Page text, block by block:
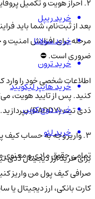
مرحله برای افزایش امنیت
ضروری است. ⛔
اطلاعات شخصی خود را وارد
کنید. پس از تایید هویت،
دَدی تیت (DADDY) بپردازید. 🛡️
3. واریز وجه به حساب کیف پول من 💳
صرافی کیف پول من واریز
کارت بانکی، ارز دیجیتال
خرید ریپل
خرید سولانا
خرید ترون
خرید هایپر لیکویید
خرید دوج کوین
خرید لئو
تمامی حقوق مادی و معنوی